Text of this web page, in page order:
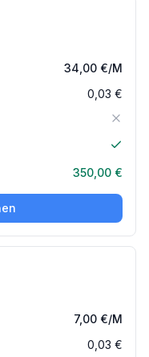
34,00 €/M
0,03 €
350,00 €
7,00 €/M
0,03 €